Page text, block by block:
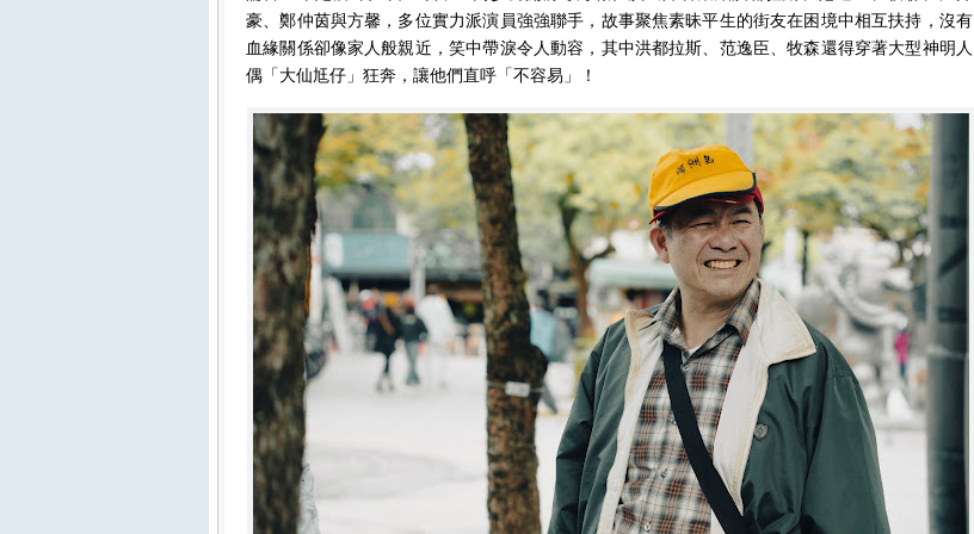
豪、鄭仲茵與方馨，多位實力派演員強強聯手，故事聚焦素昧平生的街友在困境中相互扶持，沒有
血緣關係卻像家人般親近，笑中帶淚令人動容，其中洪都拉斯、范逸臣、牧森還得穿著大型神明人
偶「大仙尪仔」狂奔，讓他們直呼「不容易」！